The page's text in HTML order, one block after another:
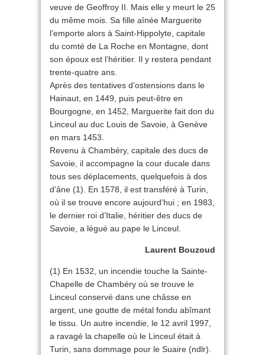
veuve de Geoffroy II. Mais elle y meurt le 25
du même mois. Sa fille aînée Marguerite
l’emporte alors à Saint-Hippolyte, capitale
du comté de La Roche en Montagne, dont
son époux est l’héritier. Il y restera pendant
trente-quatre ans.
Après des tentatives d’ostensions dans le
Hainaut, en 1449, puis peut-être en
Bourgogne, en 1452, Marguerite fait don du
Linceul au duc Louis de Savoie, à Genève
en mars 1453.
Revenu à Chambéry, capitale des ducs de
Savoie, il accompagne la cour ducale dans
tous ses déplacements, quelquefois à dos
d’âne (1). En 1578, il est transféré à Turin,
où il se trouve encore aujourd’hui ; en 1983,
le dernier roi d’Italie, héritier des ducs de
Savoie, a légué au pape le Linceul.
Laurent Bouzoud
(1) En 1532, un incendie touche la Sainte-
Chapelle de Chambéry où se trouve le
Linceul conservé dans une châsse en
argent, une goutte de métal fondu abîmant
le tissu. Un autre incendie, le 12 avril 1997,
a ravagé la chapelle où le Linceul était à
Turin, sans dommage pour le Suaire (ndlr).